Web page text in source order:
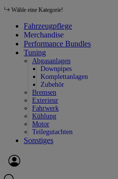
Wähle eine Kategorie!
Fahrzeugpflege
Merchandise
Performance Bundles
Tuning
Abgasanlagen
Downpipes
Komplettanlagen
Zubehör
Bremsen
Exterieur
Fahrwerk
Kühlung
Motor
Teilegutachten
Sonstiges